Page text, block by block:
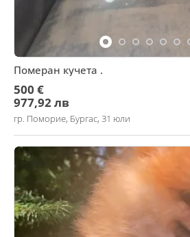
Померан кучета .
500 €
977,92 лв
гр. Поморие, Бургас, 31 юли